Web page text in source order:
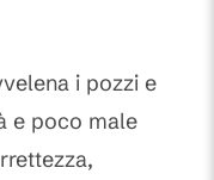
i pozzi e
e poco male